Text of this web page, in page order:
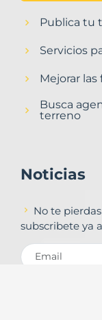
Publica tu
Servicios
Mejorar
Busca
terreno
Noticias
No te
subscribete ya